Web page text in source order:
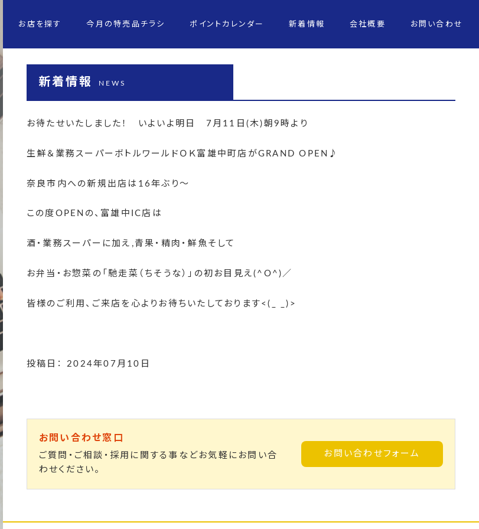
お店を探す 今月の特売品チラシ ポイントカレンダー 新着情報 会社概要 お問い合わせ
新着情報 NEWS
お待たせいたしました！ いよいよ明日 7月11日(木)朝9時より
生鮮＆業務スーパーボトルワールドＯＫ富雄中町店がGRAND OPEN♪
奈良市内への新規出店は16年ぶり～
この度OPENの、富雄中IC店は
酒・業務スーパーに加え,青果・精肉・鮮魚そして
お弁当・お惣菜の「馳走菜（ちそうな）」の初お目見え(^O^)／
皆様のご利用、ご来店を心よりお待ちいたしております<(_ _)>
投稿日： 2024年07月10日
お問い合わせ窓口
ご質問・ご相談・採用に関する事などお気軽にお問い合
わせください。
お問い合わせフォーム